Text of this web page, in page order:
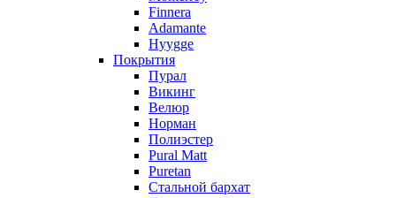
Finnera
Adamante
Hyygge
Покрытия
Пурал
Викинг
Велюр
Норман
Полиэстер
Pural Matt
Puretan
Стальной бархат